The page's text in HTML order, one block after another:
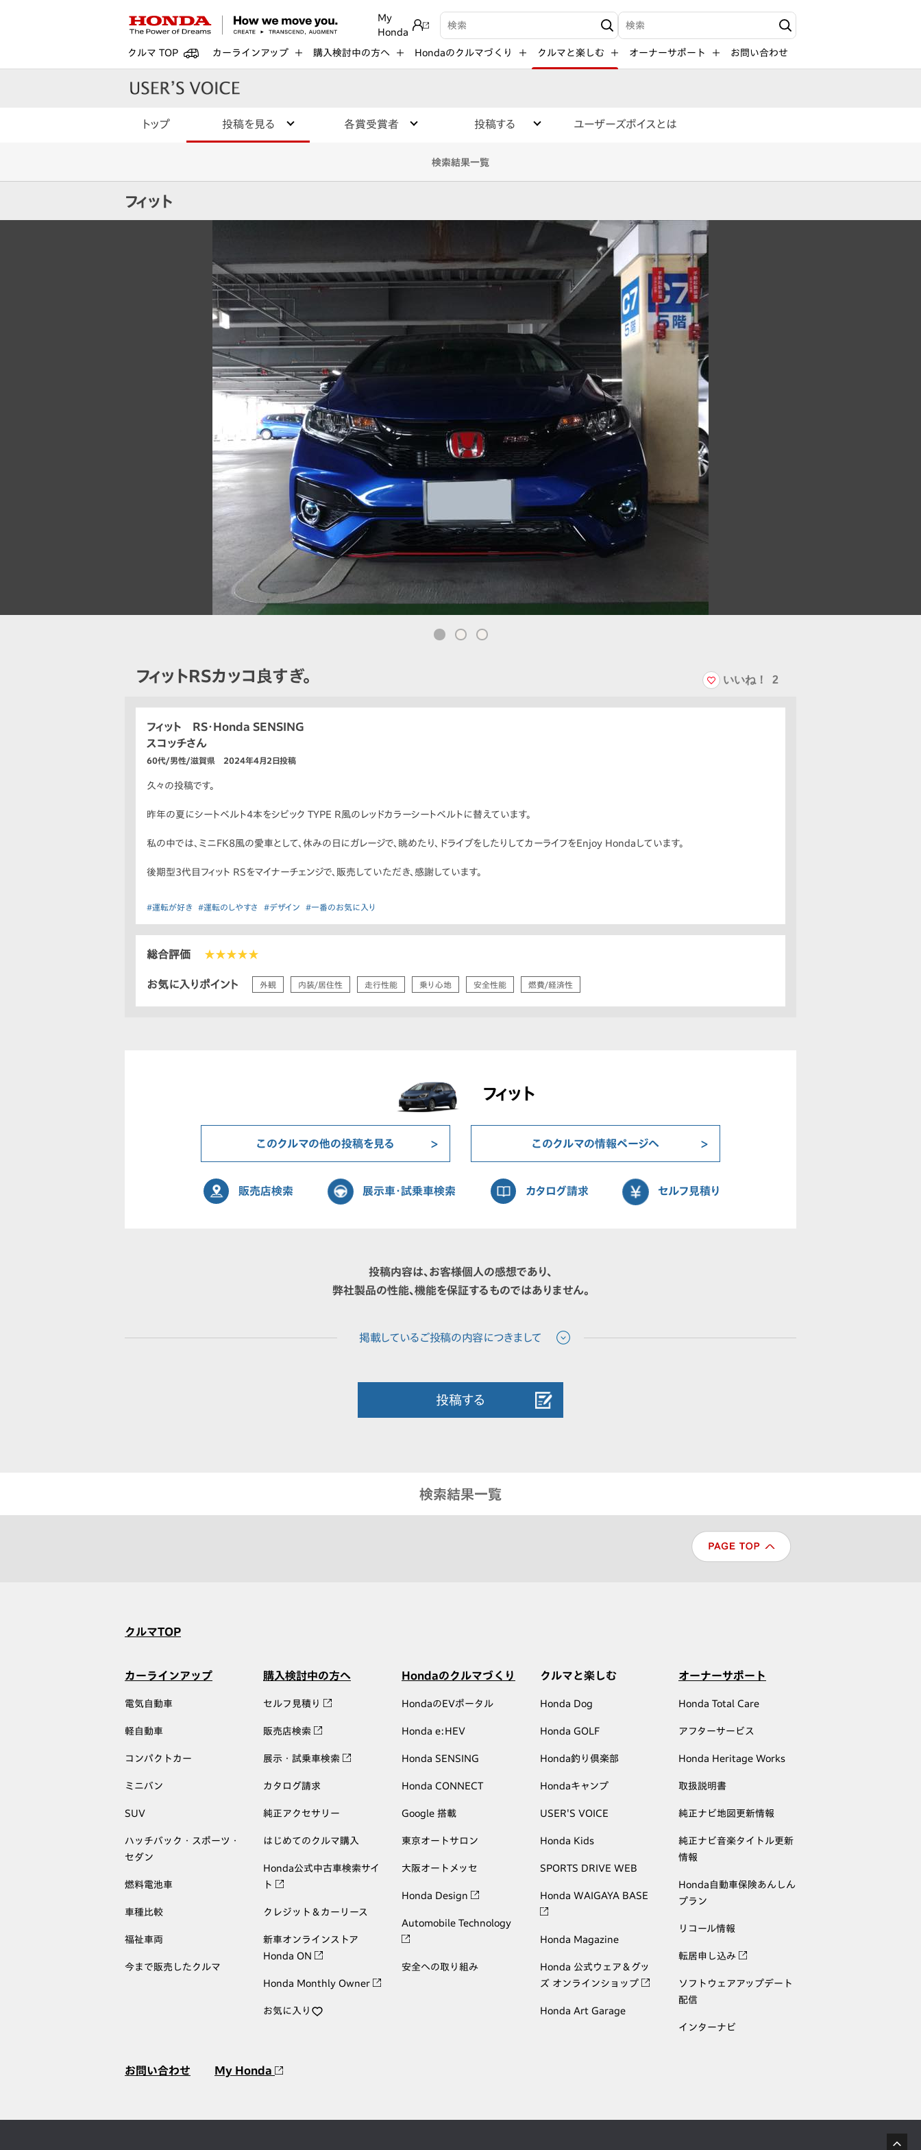
My
Honda
検索キーワード入力 検索キーワード入力
クルマ TOP カーラインアップ 購入検討中の方へ Hondaのクルマづくり クルマと楽しむ オーナーサポート お問い合わせ
トップ 投稿を見る 各賞受賞者 投稿する ユーザーズボイスとは
検索結果一覧
フィット
フィットRSカッコ良すぎ。 いいね！ 2
フィット RS・Honda SENSING
スコッチさん
60代/男性/滋賀県 2024年4月2日投稿
久々の投稿です。
昨年の夏にシートベルト4本をシビック TYPE R風のレッドカラーシートベルトに替えています。
私の中では、ミニFK8風の愛車として、休みの日にガレージで、眺めたり、ドライブをしたりしてカーライフをEnjoy Hondaしています。
後期型3代目フィット RSをマイナーチェンジで、販売していただき、感謝しています。
#運転が好き #運転のしやすさ #デザイン #一番のお気に入り
総合評価 ★★★★★
お気に入りポイント 外観 内装/居住性 走行性能 乗り心地 安全性能 燃費/経済性
フィット
このクルマの他の投稿を見る このクルマの情報ページへ
販売店検索 展示車・試乗車検索 カタログ請求 セルフ見積り
投稿内容は、お客様個人の感想であり、
弊社製品の性能、機能を保証するものではありません。
投稿する
検索結果一覧
クルマTOP
カーラインアップ
電気自動車
軽自動車
コンパクトカー
ミニバン
SUV
ハッチバック・スポーツ・
セダン
燃料電池車
車種比較
福祉車両
今まで販売したクルマ
購入検討中の方へ
セルフ見積り
販売店検索
展示・試乗車検索
カタログ請求
純正アクセサリー
はじめてのクルマ購入
Honda公式中古車検索サイ
ト
クレジット＆カーリース
新車オンラインストア
Honda ON
Honda Monthly Owner
お気に入り
Hondaのクルマづくり
HondaのEVポータル
Honda e:HEV
Honda SENSING
Honda CONNECT
Google 搭載
東京オートサロン
大阪オートメッセ
Honda Design
Automobile Technology
安全への取り組み
クルマと楽しむ
Honda Dog
Honda GOLF
Honda釣り倶楽部
Hondaキャンプ
USER'S VOICE
Honda Kids
SPORTS DRIVE WEB
Honda WAIGAYA BASE
Honda Magazine
Honda 公式ウェア＆グッ
ズ オンラインショップ
Honda Art Garage
オーナーサポート
Honda Total Care
アフターサービス
Honda Heritage Works
取扱説明書
純正ナビ地図更新情報
純正ナビ音楽タイトル更新
情報
Honda自動車保険あんしん
プラン
リコール情報
転居申し込み
ソフトウェアアップデート
配信
インターナビ
お問い合わせ My Honda